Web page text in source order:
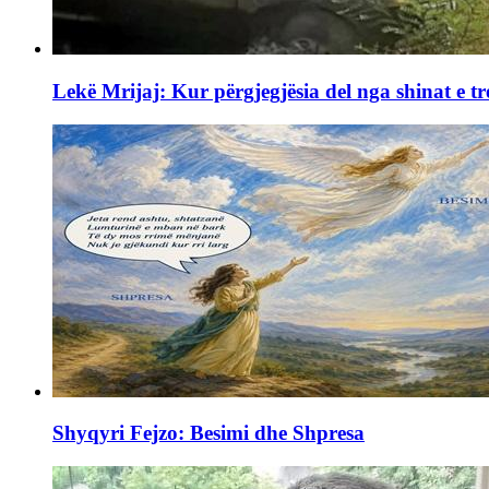
Lekë Mrijaj: Kur përgjegjësia del nga shinat e
Shyqyri Fejzo: Besimi dhe Shpresa